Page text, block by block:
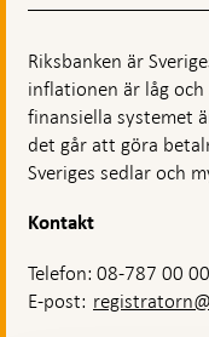
Riksbanken är
inflationen är låg
finansiella systemet
det går att göra
Sveriges sedlar och
Kontakt
Telefon: 08-787 00 00
E-post: